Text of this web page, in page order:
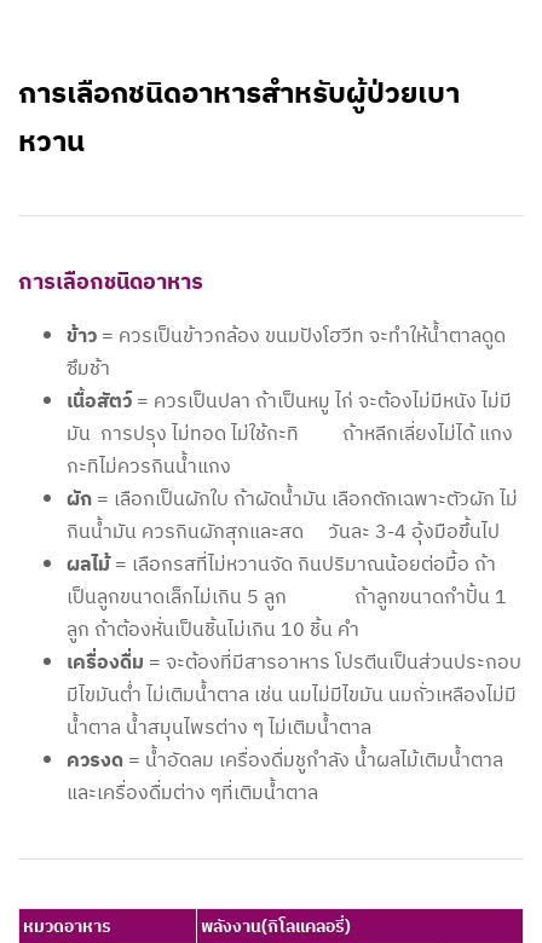
การเลือกชนิดอาหารสำหรับผู้ป่วยเบา
หวาน
การเลือกชนิดอาหาร
ข้าว= ควรเป็นข้าวกล้อง ขนมปังโฮวีท จะทำให้น้ำตาลดูด
ซึมช้า
เนื้อสัตว์= ควรเป็นปลา ถ้าเป็นหมู ไก่ จะต้องไม่มีหนัง ไม่มี
มัน การปรุง ไม่ทอด ไม่ใช้กะทิ ถ้าหลีกเลี่ยงไม่ได้ แกง
กะทิไม่ควรกินน้ำแกง
ผัก= เลือกเป็นผักใบ ถ้าผัดน้ำมัน เลือกตักเฉพาะตัวผัก ไม่
กินน้ำมัน ควรกินผักสุกและสด วันละ 3-4 อุ้งมือขึ้นไป
ผลไม้= เลือกรสที่ไม่หวานจัด กินปริมาณน้อยต่อมื้อ ถ้า
เป็นลูกขนาดเล็กไม่เกิน 5 ลูก ถ้าลูกขนาดกำปั้น 1
ลูก ถ้าต้องหั่นเป็นชิ้นไม่เกิน 10 ชิ้น คำ
เครื่องดื่ม = จะต้องที่มีสารอาหาร โปรตีนเป็นส่วนประกอบ
มีไขมันต่ำ ไม่เติมน้ำตาล เช่น นมไม่มีไขมัน นมถั่วเหลืองไม่มี
น้ำตาล น้ำสมุนไพรต่าง ๆ ไม่เติมน้ำตาล
ควรงด = น้ำอัดลม เครื่องดื่มชูกำลัง น้ำผลไม้เติมน้ำตาล
และเครื่องดื่มต่าง ๆที่เติมน้ำตาล
หมวดอาหาร
พลังงาน(กิโลแคลอรี่)